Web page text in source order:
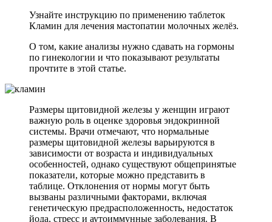
Узнайте инструкцию по применению таблеток
Кламин для лечения мастопатии молочных желёз.
О том, какие анализы нужно сдавать на гормоны
по гинекологии и что показывают результаты
прочтите в этой статье.
Размеры щитовидной железы у женщин играют
важную роль в оценке здоровья эндокринной
системы. Врачи отмечают, что нормальные
размеры щитовидной железы варьируются в
зависимости от возраста и индивидуальных
особенностей, однако существуют общепринятые
показатели, которые можно представить в
таблице. Отклонения от нормы могут быть
вызваны различными факторами, включая
генетическую предрасположенность, недостаток
йода, стресс и аутоиммунные заболевания. В